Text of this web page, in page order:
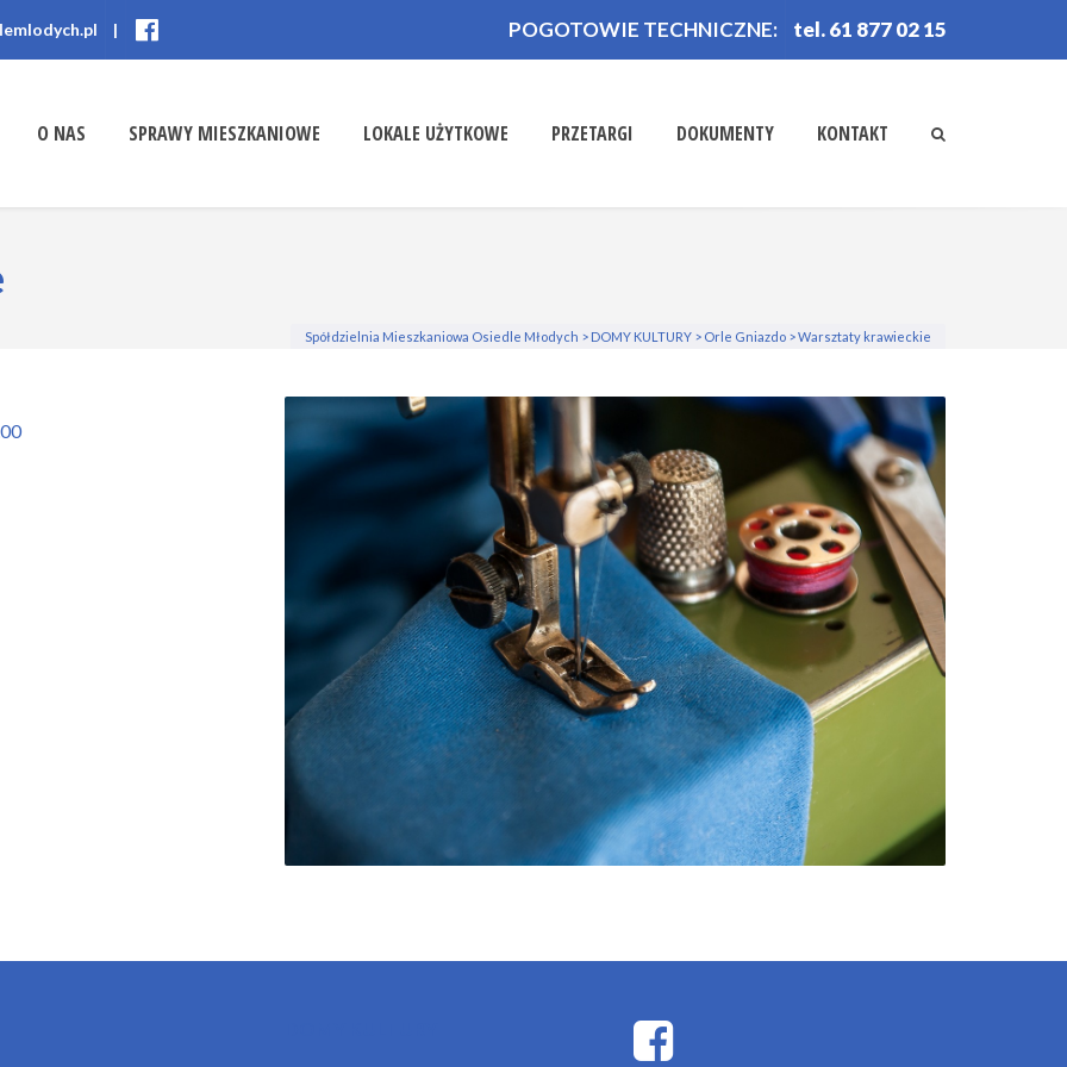
| POGOTOWIE TECHNICZNE: tel. 61 877 02 15
O NAS SPRAWY MIESZKANIOWE LOKALE UŻYTKOWE PRZETARGI DOKUMENTY KONTAKT
Spółdzielnia Mieszkaniowa Osiedle Młodych > DOMY KULTURY > Orle Gniazdo >Warsztaty krawieckie